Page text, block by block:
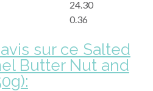
24.30
0.36
sur ce Salted
Butter Nut and
: